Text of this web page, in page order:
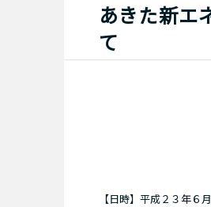
あきた新エ
て
【日時】平成２３年６